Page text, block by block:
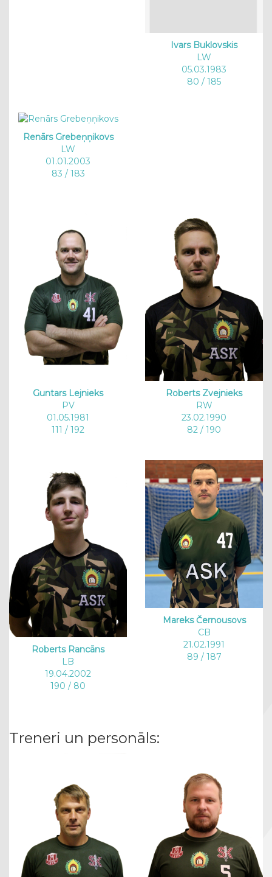
Ivars Buklovskis
LW
05.03.1983
80 / 185
Renārs Grebeņņikovs
LW
01.01.2003
83 / 183
Guntars Lejnieks
PV
01.05.1981
111 / 192
Roberts Zvejnieks
RW
23.02.1990
82 / 190
Roberts Rancāns
LB
19.04.2002
190 / 80
Mareks Černousovs
CB
21.02.1991
89 / 187
Treneri un personāls: